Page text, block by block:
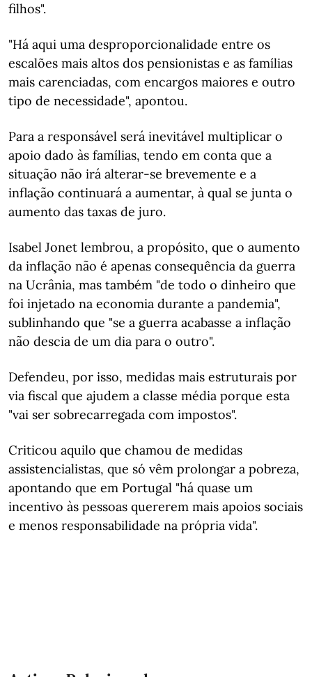
filhos".
"Há aqui uma desproporcionalidade entre os
escalões mais altos dos pensionistas e as famílias
mais carenciadas, com encargos maiores e outro
tipo de necessidade", apontou.
Para a responsável será inevitável multiplicar o
apoio dado às famílias, tendo em conta que a
situação não irá alterar-se brevemente e a
inflação continuará a aumentar, à qual se junta o
aumento das taxas de juro.
Isabel Jonet lembrou, a propósito, que o aumento
da inflação não é apenas consequência da guerra
na Ucrânia, mas também "de todo o dinheiro que
foi injetado na economia durante a pandemia",
sublinhando que "se a guerra acabasse a inflação
não descia de um dia para o outro".
Defendeu, por isso, medidas mais estruturais por
via fiscal que ajudem a classe média porque esta
"vai ser sobrecarregada com impostos".
Criticou aquilo que chamou de medidas
assistencialistas, que só vêm prolongar a pobreza,
apontando que em Portugal "há quase um
incentivo às pessoas quererem mais apoios sociais
e menos responsabilidade na própria vida".